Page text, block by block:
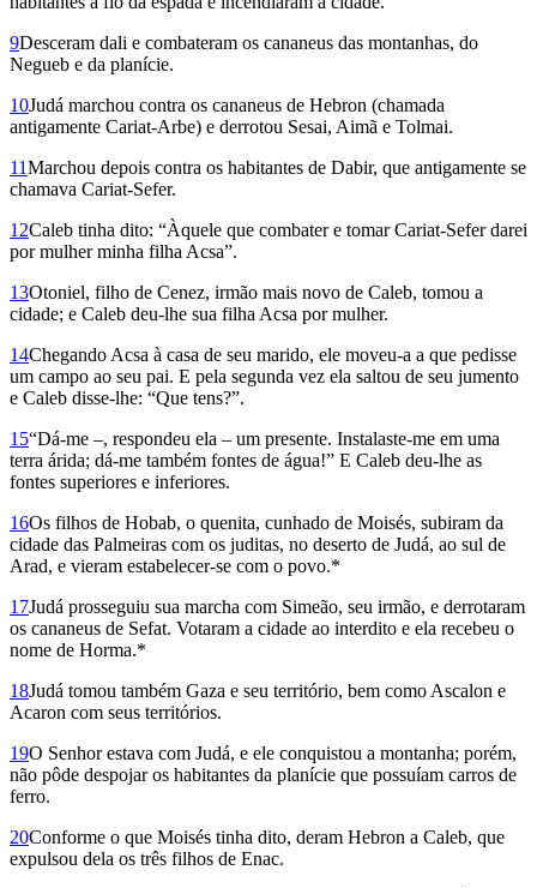
9Desceram dali e combateram os cana­neus das montanhas, do
Negueb e da planície.
10Judá marchou contra os cananeus de Hebron (chamada
antigamente Cariat-Arbe) e derrotou Sesai, Ai­mã e Tolmai.
11Marchou depois contra os habitantes de Dabir, que antigamente se
chamava Cariat-Sefer.
12Caleb tinha dito: “Àquele que combater e tomar Cariat-Sefer darei
por mulher minha filha Acsa”.
13Otoniel, filho de Cenez, irmão mais novo de Caleb, tomou a
cidade; e Caleb deu-lhe sua filha Acsa por mulher.
14Chegando Acsa à casa de seu marido, ele moveu-a a que pedisse
um campo ao seu pai. E pela segunda vez ela saltou de seu jumento
e Caleb disse-lhe: “Que tens?”.
15“Dá-me –, respondeu ela – um presente. Instalaste-me em uma
terra árida; dá-me também fontes de água!” E Caleb deu-lhe as
fontes superiores e inferiores.
16Os filhos de Hobab, o quenita, cunhado de Moisés, subiram da
cidade das Palmeiras com os juditas, no deserto de Judá, ao sul de
Arad, e vieram estabelecer-se com o povo.*
17Judá prosseguiu sua marcha com Simeão, seu irmão, e derrotaram
os cananeus de Sefat. Votaram a cidade ao interdito e ela recebeu o
nome de Horma.*
18Judá tomou também Gaza e seu território, bem como Ascalon e
Acaron com seus territórios.
19O Senhor estava com Judá, e ele conquistou a montanha; porém,
não pôde despojar os habitantes da planície que possuíam carros de
ferro.
20Conforme o que Moisés tinha dito, deram Hebron a Caleb, que
expulsou dela os três filhos de Enac.